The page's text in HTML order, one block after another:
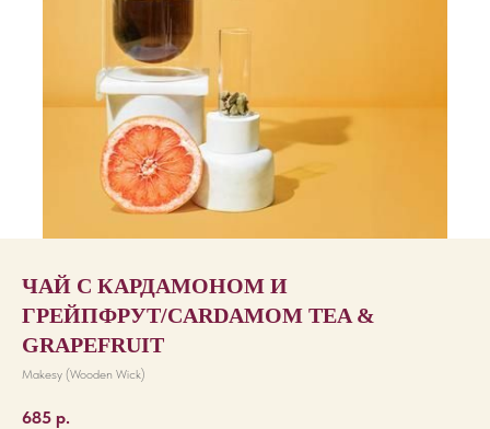
ЧАЙ С КАРДАМОНОМ И
ГРЕЙПФРУТ/CARDAMOM TEA &
GRAPEFRUIT
Makesy (Wooden Wick)
685 р.